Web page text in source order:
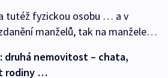
tutéž fyzickou osobu … a v
manželů, tak na manžele…
druhá nemovitost – chata,
rodiny …